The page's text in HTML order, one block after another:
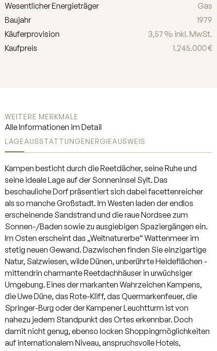
ein warmes Wohnambiente. Eine mit
Holz belegte Treppe führt ins
Souterrain. Ein großzügiges
genehmigtes Masterbedroom sowie
ein weiteres genehmigtes Zimmer
stilvolle Badezimmer überzeugt mit
Waschmaschinenanschluss ist
Tischlerschrank integriert. Durch die
außergewöhnlich hohe Deckenhöhe
von ca. 2.80 m entsteht ein
beeindruckendes Raumgefühl. Helle
Lichtschächte sorgen zudem für eine
angenehme Tageslichtatmosphäre
im gesamten Bereich. Freuen Sie sich
auf eine Wohnung mit hochwertiger
Ausstattung und elegantem Design.
Auf der gegenüberliegenden Seite der
Wohnung befindet sich ein
Wellnessbereich zur Mitbenutzung.
Dieser ist ausgestattet mit einem
Pool, einer finnischen Sauna,
Solarium und einem
Dampfblütenbad. Von der Terrasse
Wesentlicher Energieträger
Gas
Baujahr
1979
Käufer­provision
3,57 % inkl. MwSt.
Kaufpreis
1.245.000 €
WEITERE MERKMALE
Alle Informationen im Detail
LAGEAUSSTATTUNGENERGIEAUSWEIS
Kampen besticht durch die Reetdächer, seine Ruhe und
seine ideale Lage auf der Sonneninsel Sylt. Das
beschauliche Dorf präsentiert sich dabei facettenreicher
als so manche Großstadt. Im Westen laden der endlos
erscheinende Sandstrand und die raue Nordsee zum
Sonnen-/Baden sowie zu ausgiebigen Spaziergängen ein.
Im Osten erscheint das „Weltnaturerbe“ Wattenmeer im
stetig neuen Gewand. Dazwischen finden Sie einzigartige
Natur, Salzwiesen, wilde Dünen, unberührte Heideflächen -
mittendrin charmante Reetdachhäuser in urwüchsiger
Umgebung. Eines der markanten Wahrzeichen Kampens,
die Uwe Düne, das Rote-Kliff, das Quermarkenfeuer, die
Springer-Burg oder der Kampener Leuchtturm ist von
nahezu jedem Standpunkt des Ortes erkennbar. Doch
damit nicht genug, ebenso locken Shoppingmöglichkeiten
auf internationalem Niveau, anspruchsvolle Hotels,